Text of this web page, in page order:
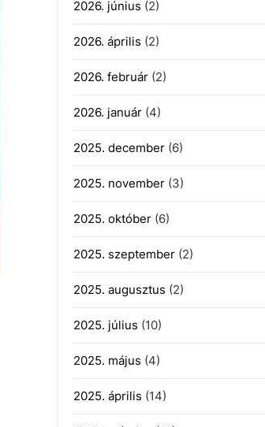
2026. június (2)
2026. április (2)
2026. február(2)
2026. január(4)
2025. december(6)
2025. november(3)
2025. október(6)
2025. szeptember(2)
2025. augusztus (2)
2025. július (10)
2025. május (4)
2025. április (14)